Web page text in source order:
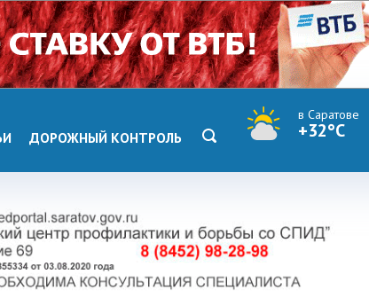
ДОРОЖНЫЙ КОНТРОЛЬ
в Саратове
+32°C